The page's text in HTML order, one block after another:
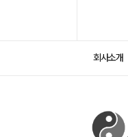
회사소개